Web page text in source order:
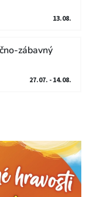
13.08.
zábavný
27.07. - 14.08.